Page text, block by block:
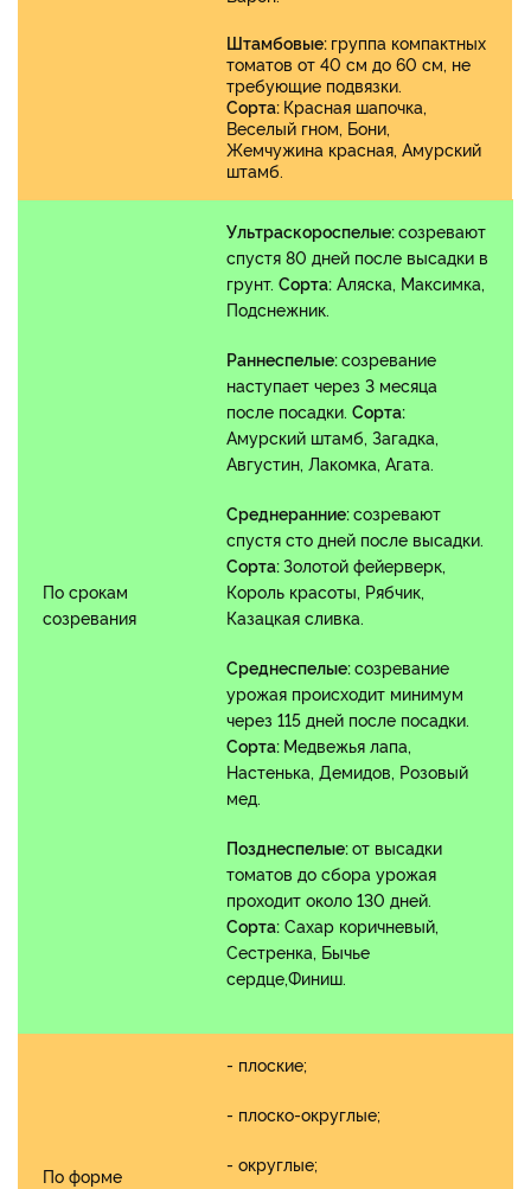
Штамбовые: группа компактных
томатов от 40 см до 60 см, не
требующие подвязки.
Сорта: Красная шапочка,
Веселый гном, Бони,
Жемчужина красная, Амурский
штамб.
По срокам
созревания
Ультраскороспелые:созревают
спустя 80 дней после высадки в
грунт. Сорта: Аляска, Максимка,
Подснежник.
Раннеспелые:созревание
наступает через 3 месяца
после посадки. Сорта:
Амурский штамб, Загадка,
Августин, Лакомка, Агата.
Среднеранние:созревают
спустя сто дней после высадки.
Сорта:Золотой фейерверк,
Король красоты, Рябчик,
Казацкая сливка.
Среднеспелые:созревание
урожая происходит минимум
через 115 дней после посадки.
Сорта: Медвежья лапа,
Настенька, Демидов, Розовый
мед.
Позднеспелые:от высадки
томатов до сбора урожая
проходит около 130 дней.
Сорта: Сахар коричневый,
Сестренка, Бычье
сердце,Финиш.
По форме
- плоские;
- плоско-округлые;
- округлые;